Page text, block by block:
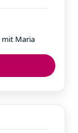
mit Maria